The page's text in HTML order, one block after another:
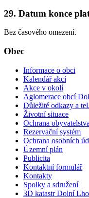
29. Datum konce
Bez časového omezení.
Obec
Informace o obci
Kalendář akcí
Akce v okolí
Aglomerace obcí
Důležité odkazy a
Životní situace
Ochrana obyvatelstva
Rezervační systém
Ochrana osobních
Územní plán
Publicita
Kontaktní formulář
Kontakty
Spolky a sdružení
3D katastr Dolní